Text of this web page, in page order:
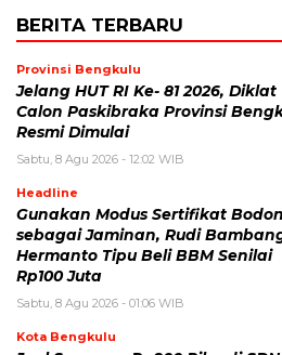
BERITA TERBARU
Provinsi Bengkulu
Jelang HUT RI Ke- 81 2026, Diklat
Calon Paskibraka Provinsi
Resmi Dimulai
Sabtu, 8 Agu 2026 - 12:02 WIB
Headline
Gunakan Modus Sertifikat
sebagai Jaminan, Rudi
Hermanto Tipu Beli BBM Senilai
Rp100 Juta
Sabtu, 8 Agu 2026 - 01:06 WIB
Kota Bengkulu